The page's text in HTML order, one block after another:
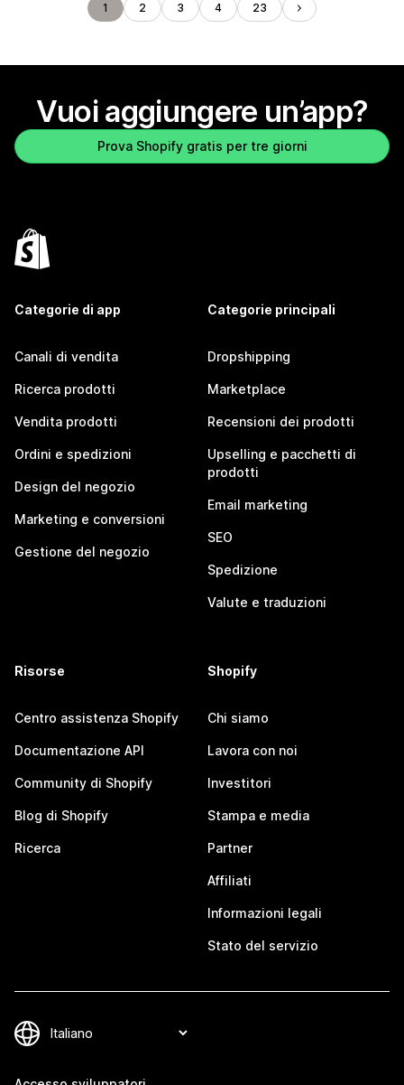
1 2 3 4 23
Vuoi aggiungere un’app?
Prova Shopify gratis per tre giorni
Categorie di app
Canali di vendita
Ricerca prodotti
Vendita prodotti
Ordini e spedizioni
Design del negozio
Marketing e conversioni
Gestione del negozio
Categorie principali
Dropshipping
Marketplace
Recensioni dei prodotti
Upselling e pacchetti di
prodotti
Email marketing
SEO
Spedizione
Valute e traduzioni
Risorse
Centro assistenza Shopify
Documentazione API
Community di Shopify
Blog di Shopify
Ricerca
Shopify
Chi siamo
Lavora con noi
Investitori
Stampa e media
Partner
Affiliati
Informazioni legali
Stato del servizio